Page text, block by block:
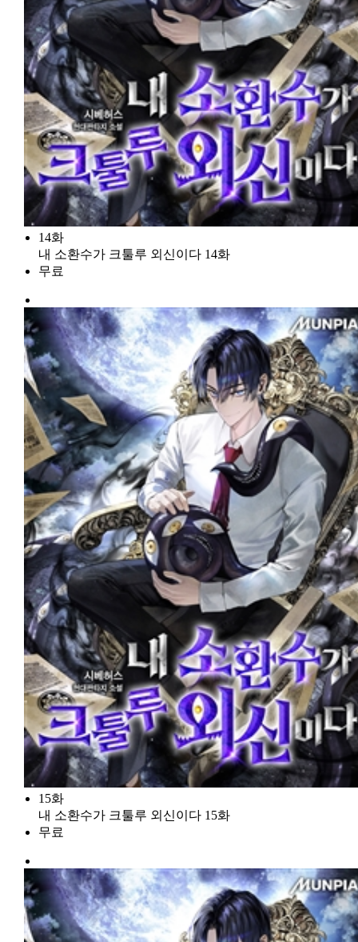
14화
내 소환수가 크툴루 외신이다 14화
무료
15화
내 소환수가 크툴루 외신이다 15화
무료